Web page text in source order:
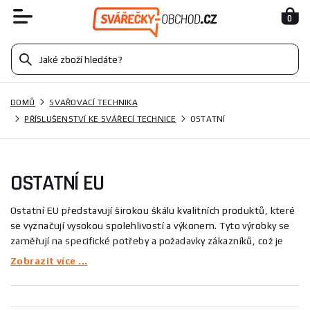
0
DOMŮ
SVAŘOVACÍ TECHNIKA
PŘÍSLUŠENSTVÍ KE SVÁŘECÍ TECHNICE
OSTATNÍ
OSTATNÍ EU
Ostatní EU představují širokou škálu kvalitních produktů, které
se vyznačují vysokou spolehlivostí a výkonem. Tyto výrobky se
zaměřují na specifické potřeby a požadavky zákazníků, což je
činí ideálními pro různé aplikace. Ostatní EU zahrnují například
nejen svým designem, ale také funkcionalitou, která usnadňuje
Zobrazit více ...